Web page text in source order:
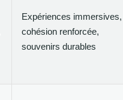
Expériences immersives,
cohésion renforcée,
souvenirs durables